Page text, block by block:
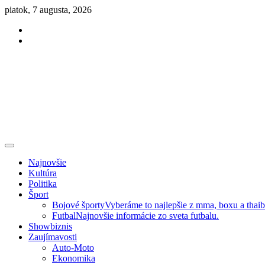
Skip
content
piatok, 7 augusta, 2026
Najnovšie
Kultúra
Politika
Šport
Bojové športyVyberáme to najlepšie z mma, boxu a
FutbalNajnovšie informácie zo sveta futbalu.
Showbiznis
Zaujímavosti
Auto-Moto
Ekonomika